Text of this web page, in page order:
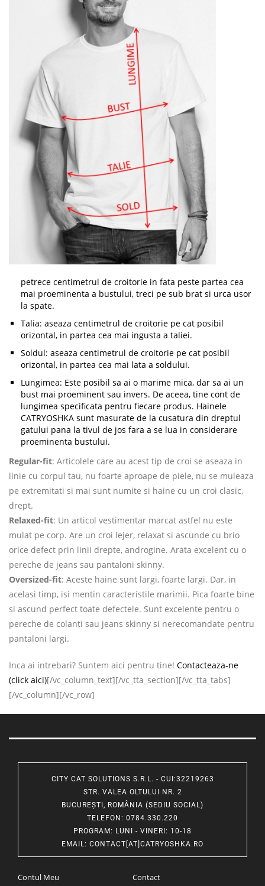
petrece centimetrul de croitorie in fata peste partea cea
mai proeminenta a bustului, treci pe sub brat si urca usor
la spate.
Talia: aseaza centimetrul de croitorie pe cat posibil
orizontal, in partea cea mai ingusta a taliei.
Soldul: aseaza centimetrul de croitorie pe cat posibil
orizontal, in partea cea mai lata a soldului.
Lungimea: Este posibil sa ai o marime mica, dar sa ai un
bust mai proeminent sau invers. De aceea, tine cont de
lungimea specificata pentru fiecare produs. Hainele
CATRYOSHKA sunt masurate de la cusatura din dreptul
gatului pana la tivul de jos fara a se lua in considerare
proeminenta bustului.
Regular-fit: Articolele care au acest tip de croi se aseaza in
linie cu corpul tau, nu foarte aproape de piele, nu se muleaza
pe extremitati si mai sunt numite si haine cu un croi clasic,
drept.
Relaxed-fit: Un articol vestimentar marcat astfel nu este
mulat pe corp. Are un croi lejer, relaxat si ascunde cu brio
orice defect prin linii drepte, androgine. Arata excelent cu o
pereche de jeans sau pantaloni skinny.
Oversized-fit: Aceste haine sunt largi, foarte largi. Dar, in
acelasi timp, isi mentin caracteristile marimii. Pica foarte bine
si ascund perfect toate defectele. Sunt excelente pentru o
pereche de colanti sau jeans skinny si nerecomandate pentru
pantaloni largi.
Inca ai intrebari? Suntem aici pentru tine! Contacteaza-ne
(click aici)[/vc_column_text][/vc_tta_section][/vc_tta_tabs]
[/vc_column][/vc_row]
CITY CAT SOLUTIONS S.R.L. - CUI:32219263
STR. VALEA OLTULUI NR. 2
BUCUREȘTI, ROMÂNIA (SEDIU SOCIAL)
TELEFON : 0784.330.220
PROGRAM: LUNI - VINERI: 10-18
EMAIL: CONTACT[AT]CATRYOSHKA.RO
Contul Meu Contact